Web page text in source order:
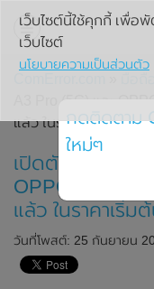
A3 Pro (5G) และ
แล้ว ในราคาเริ่มต้นเพี
เปิดตัวสมาร์ทโฟ
OPPO A3x ในป
แล้ว ในราคาเริ่ม
วันที่โพสต์: 25 กันยายน
เว็บไซต์นี้ใช้คุกกี้ เพื่อ
เว็บไซต์
นโยบายความเป็นส่วนตัว
กดติดตาม
ใหม่ๆ